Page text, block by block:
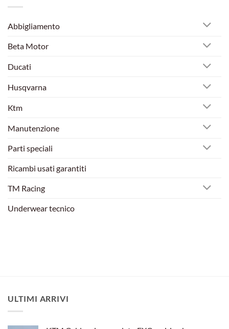
Abbigliamento
Beta Motor
Ducati
Husqvarna
Ktm
Manutenzione
Parti speciali
Ricambi usati garantiti
TM Racing
Underwear tecnico
ULTIMI ARRIVI